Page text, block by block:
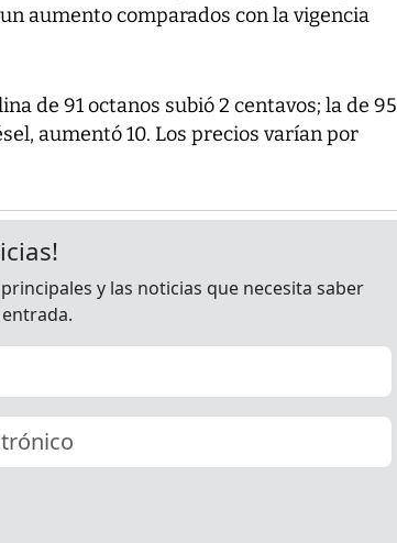
aumento comparados con la vigencia
de 91 octanos subió 2 centavos; la de 95
aumentó 10. Los precios varían por